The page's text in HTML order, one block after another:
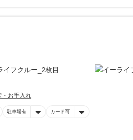
・お手入れ
駐車場有 カード可